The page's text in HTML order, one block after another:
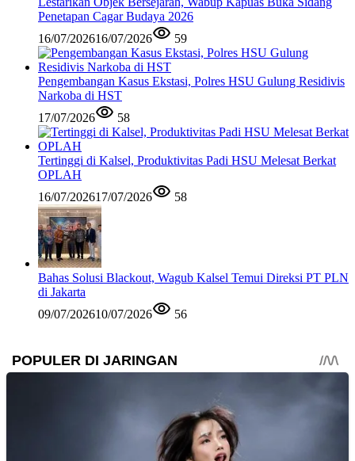
Penetapan Cagar Budaya 2026
16/07/202616/07/2026 59
Pengembangan Kasus Ekstasi, Polres HSU Gulung Residivis
Narkoba di HST
17/07/2026
58
Tertinggi di Kalsel, Produktivitas Padi HSU Melesat Berkat
OPLAH
16/07/202617/07/2026 58
Bahas Solusi Blackout, Wagub Kalsel Temui Direksi PT PLN
di Jakarta
09/07/202610/07/2026 56